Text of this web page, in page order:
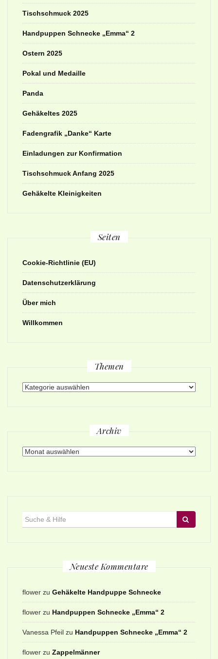
Tischschmuck 2025
Handpuppen Schnecke „Emma“ 2
Ostern 2025
Pokal und Medaille
Panda
Gehäkeltes 2025
Fadengrafik „Danke“ Karte
Einladungen zur Konfirmation
Tischschmuck Anfang 2025
Gehäkelte Kleinigkeiten
Seiten
Cookie-Richtlinie (EU)
Datenschutzerklärung
Über mich
Willkommen
Themen
Themen
Archiv
Archiv
Neueste Kommentare
flower zu Gehäkelte Handpuppe Schnecke
flower zu Handpuppen Schnecke „Emma“ 2
Vanessa Pfeil zu Handpuppen Schnecke „Emma“ 2
flower zu Zappelmänner